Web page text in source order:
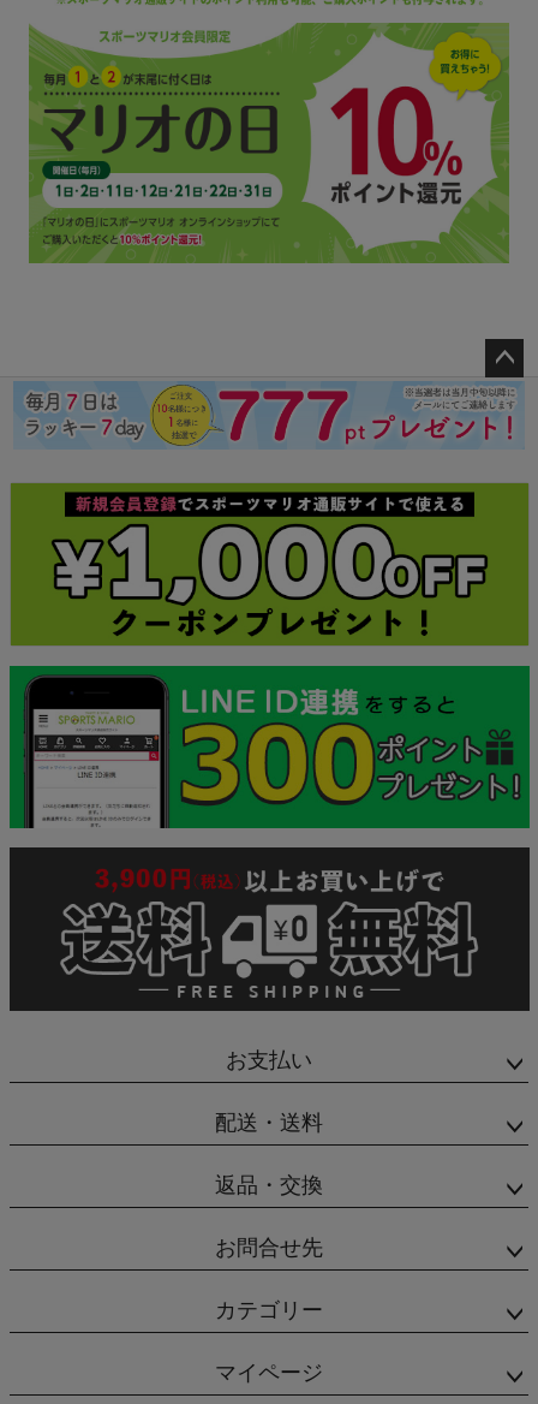
ペー
ジト
ップ
お支払い
配送・送料
返品・交換
お問合せ先
カテゴリー
マイページ